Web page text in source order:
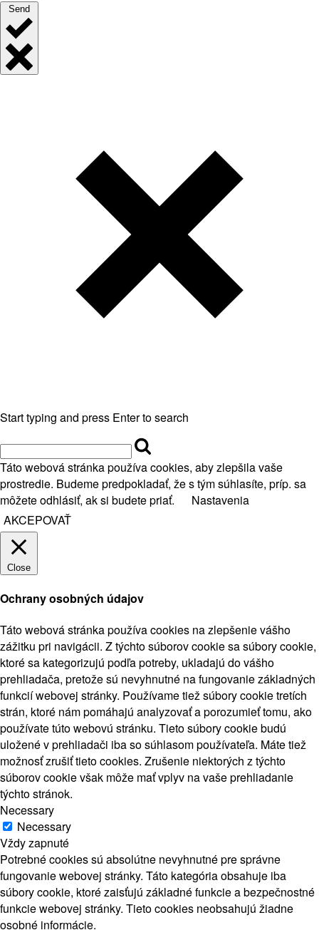
Send
Start typing and press Enter to search
Táto webová stránka používa cookies, aby zlepšila vaše
prostredie. Budeme predpokladať, že s tým súhlasíte, príp. sa
môžete odhlásiť, ak si budete priať.
Nastavenia
AKCEPOVAŤ
Close
Ochrany osobných údajov
Táto webová stránka používa cookies na zlepšenie vášho
zážitku pri navigácii. Z týchto súborov cookie sa súbory cookie,
ktoré sa kategorizujú podľa potreby, ukladajú do vášho
prehliadača, pretože sú nevyhnutné na fungovanie základných
funkcií webovej stránky. Používame tiež súbory cookie tretích
strán, ktoré nám pomáhajú analyzovať a porozumieť tomu, ako
používate túto webovú stránku. Tieto súbory cookie budú
uložené v prehliadači iba so súhlasom používateľa. Máte tiež
možnosť zrušiť tieto cookies. Zrušenie niektorých z týchto
súborov cookie však môže mať vplyv na vaše prehliadanie
týchto stránok.
Necessary
Necessary
Vždy zapnuté
Potrebné cookies sú absolútne nevyhnutné pre správne
fungovanie webovej stránky. Táto kategória obsahuje iba
súbory cookie, ktoré zaisťujú základné funkcie a bezpečnostné
funkcie webovej stránky. Tieto cookies neobsahujú žiadne
osobné informácie.